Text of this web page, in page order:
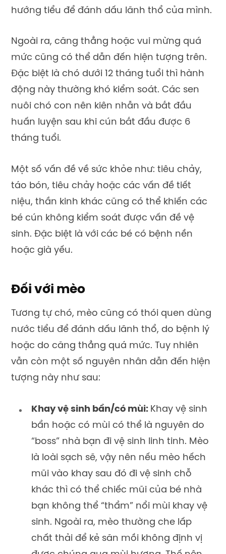
hướng tiểu để đánh dấu lãnh thổ của mình.
Ngoài ra, căng thẳng hoặc vui mừng quá
mức cũng có thể dẫn đến hiện tượng trên.
Đặc biệt là chó dưới 12 tháng tuổi thì hành
động này thường khó kiểm soát. Các sen
nuôi chó con nên kiên nhẫn và bắt đầu
huấn luyện sau khi cún bắt đầu được 6
tháng tuổi.
Một số vấn đề về sức khỏe như: tiêu chảy,
táo bón, tiêu chảy hoặc các vấn đề tiết
niệu, thần kinh khác cũng có thể khiến các
bé cún không kiểm soát được vấn đề vệ
sinh. Đặc biệt là với các bé có bệnh nền
hoặc già yếu.
Đối với mèo
Tương tự chó, mèo cũng có thói quen dùng
nước tiểu để đánh dấu lãnh thổ, do bệnh lý
hoặc do căng thẳng quá mức. Tuy nhiên
vẫn còn một số nguyên nhân dẫn đến hiện
tượng này như sau:
Khay vệ sinh bẩn/có mùi: Khay vệ sinh
bẩn hoặc có mùi có thể là nguyên do
“boss” nhà bạn đi vệ sinh linh tinh. Mèo
là loài sạch sẽ, vậy nên nếu mèo hếch
mũi vào khay sau đó đi vệ sinh chỗ
khác thì có thể chiếc mũi của bé nhà
bạn không thể “thẩm” nổi mùi khay vệ
sinh. Ngoài ra, mèo thường che lấp
chất thải để kẻ săn mồi không định vị